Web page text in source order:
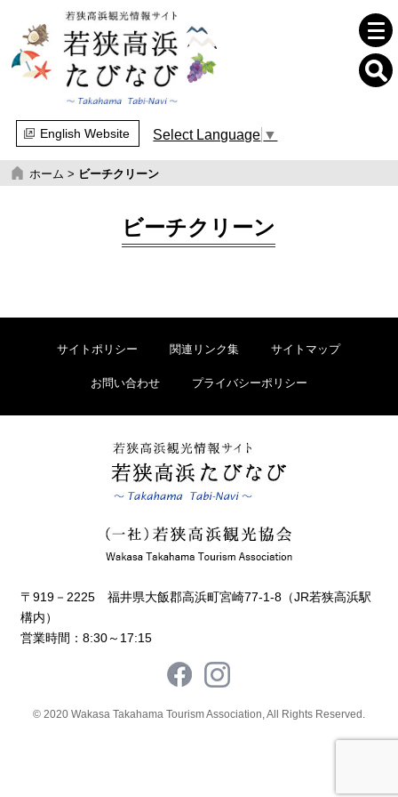
English Website Select Language ▼
ホーム > ビーチクリーン
ビーチクリーン
サイトポリシー 関連リンク集 サイトマップ
お問い合わせ プライバシーポリシー
〒919－2225 福井県大飯郡高浜町宮崎77-1-8（JR若狭高浜駅
構内）
営業時間：8:30～17:15
© 2020 Wakasa Takahama Tourism Association, All Rights Reserved.